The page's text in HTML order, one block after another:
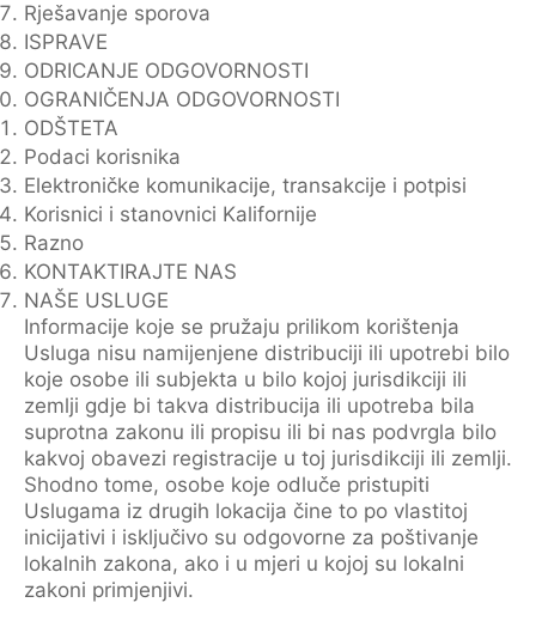
Rješavanje sporova
ISPRAVE
ODRICANJE ODGOVORNOSTI
OGRANIČENJA ODGOVORNOSTI
ODŠTETA
Podaci korisnika
Elektroničke komunikacije, transakcije i potpisi
Korisnici i stanovnici Kalifornije
Razno
KONTAKTIRAJTE NAS
NAŠE USLUGE
Informacije koje se pružaju prilikom korištenja
Usluga nisu namijenjene distribuciji ili upotrebi bilo
koje osobe ili subjekta u bilo kojoj jurisdikciji ili
zemlji gdje bi takva distribucija ili upotreba bila
suprotna zakonu ili propisu ili bi nas podvrgla bilo
kakvoj obavezi registracije u toj jurisdikciji ili zemlji.
Shodno tome, osobe koje odluče pristupiti
Uslugama iz drugih lokacija čine to po vlastitoj
inicijativi i isključivo su odgovorne za poštivanje
lokalnih zakona, ako i u mjeri u kojoj su lokalni
zakoni primjenjivi.